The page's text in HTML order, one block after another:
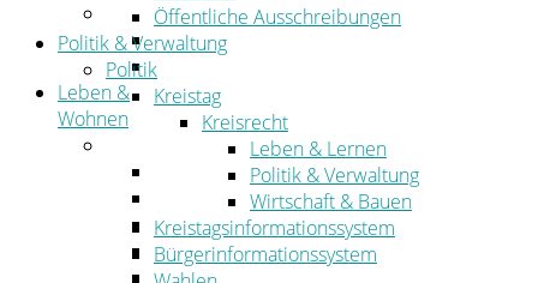
Tourismus
Freizeit und Urlaub im Landkreis
Veranstaltungen
Leben &
Wohnen
Migration
Schulen, Bildung, Sport und Kultur
Soziales
Gesundheit
Jugend, Familie und Senioren
Öffentliche Ausschreibungen
Politik & Verwaltung
Politik
Kreistag
Kreisrecht
Leben & Lernen
Politik & Verwaltung
Wirtschaft & Bauen
Kreistagsinformationssystem
Bürgerinformationssystem